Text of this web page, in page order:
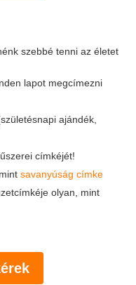
szebbé tenni az életet
lapot megcímezni
ajándék,
címkéjét!
savanyúság címke
olyan, mint